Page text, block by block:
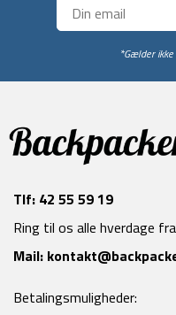
*Gælder
Tlf: 42 55 59 19
Ring til os alle hverdage
Mail:
Betalingsmuligheder: